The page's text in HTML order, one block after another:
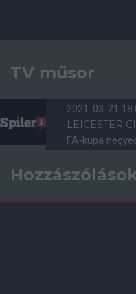
TV műsor
2021-03-21
LEICESTER
FA-kupa